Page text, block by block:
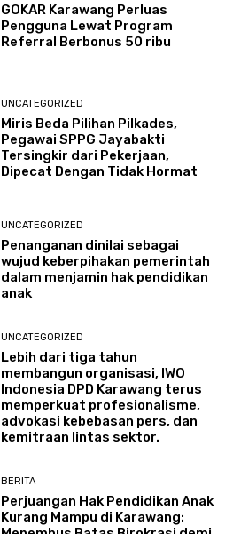
GOKAR Karawang Perluas
Pengguna Lewat Program
Referral Berbonus 50 ribu
UNCATEGORIZED
Miris Beda Pilihan Pilkades,
Pegawai SPPG Jayabakti
Tersingkir dari Pekerjaan,
Dipecat Dengan Tidak Hormat
UNCATEGORIZED
Penanganan dinilai sebagai
wujud keberpihakan pemerintah
dalam menjamin hak pendidikan
anak
UNCATEGORIZED
Lebih dari tiga tahun
membangun organisasi, IWO
Indonesia DPD Karawang terus
memperkuat profesionalisme,
advokasi kebebasan pers, dan
kemitraan lintas sektor.
BERITA
Perjuangan Hak Pendidikan Anak
Kurang Mampu di Karawang: